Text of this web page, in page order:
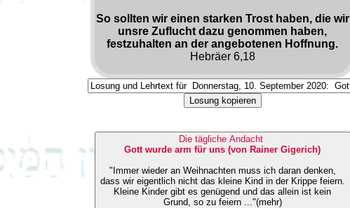
So sollten wir einen starken Trost haben, die wir
unsre Zuflucht dazu genommen haben,
festzuhalten an der angebotenen Hoffnung.
Hebräer 6,18
Losung kopieren
Die tägliche Andacht
Gott wurde arm für uns (von Rainer Gigerich)
"Immer wieder an Weihnachten muss ich daran denken,
dass wir eigentlich nicht das kleine Kind in der Krippe feiern.
Kleine Kinder gibt es genügend und das allein ist kein
Grund, so zu feiern ..."(mehr)